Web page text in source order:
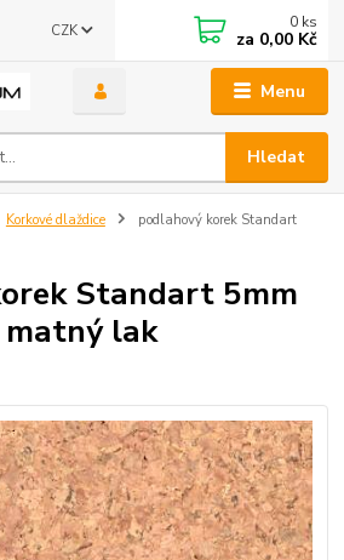
Menu
CZK
Hledat
0 ks
za 0,00 Kč
Korkové dlaždice
podlahový korek Standart
Standart 5mm
lak